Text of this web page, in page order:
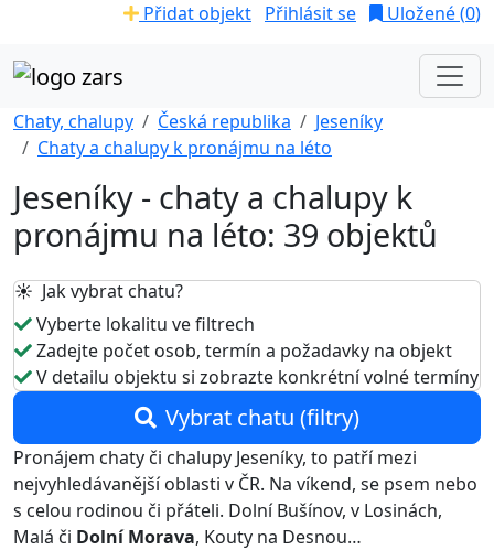
Přidat objekt Přihlásit se Uložené (0)
Chaty, chalupy Česká republika
Jeseníky
Chaty a chalupy k pronájmu na léto
Jeseníky - chaty a chalupy k
pronájmu na léto: 39 objektů
☀️ Jak vybrat chatu?
Vyberte lokalitu ve filtrech
Zadejte počet osob, termín a požadavky na objekt
V detailu objektu si zobrazte konkrétní volné termíny
Vybrat chatu (filtry)
Pronájem chaty či chalupy Jeseníky, to patří mezi
nejvyhledávanější oblasti v ČR. Na víkend, se psem nebo
s celou rodinou či přáteli. Dolní Bušínov, v Losinách,
Malá či Dolní Morava, Kouty na Desnou…